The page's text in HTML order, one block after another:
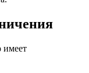
имеет